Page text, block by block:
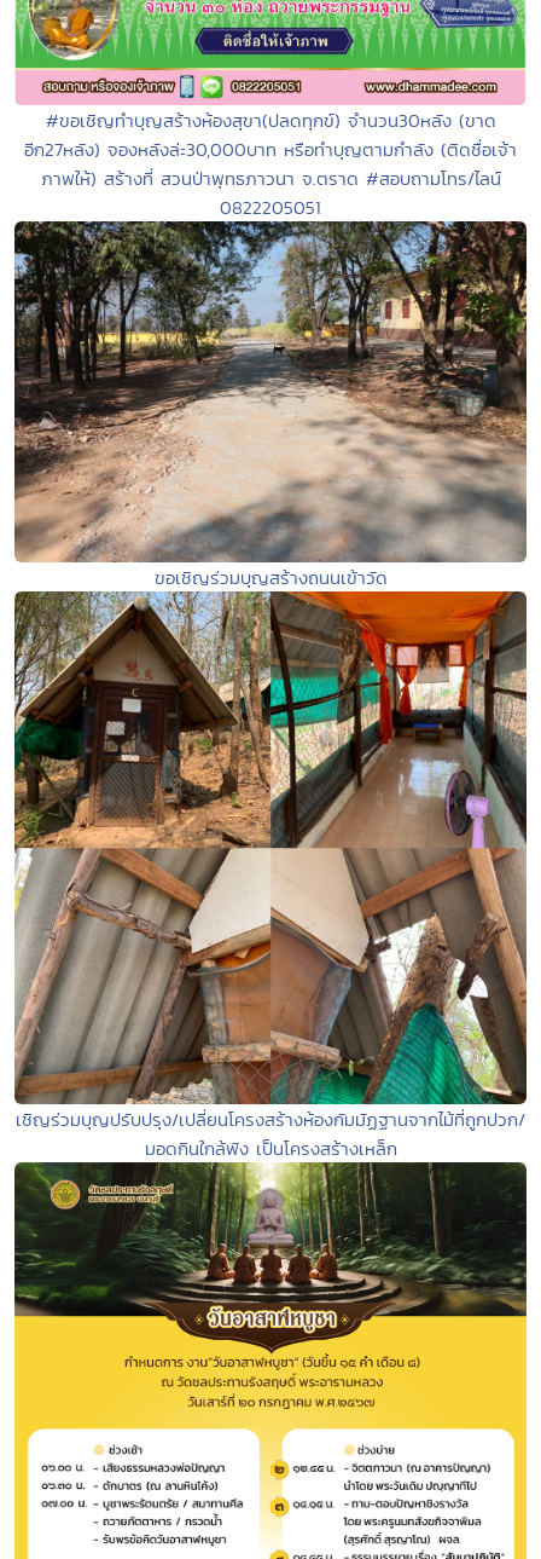
#ขอเชิญทำบุญสร้างห้องสุขา(ปลดทุกข์) จำนวน30หลัง (ขาด
อีก27หลัง) จองหลังล่ะ30,000บาท หรือทำบุญตามกำลัง (ติดชื่อเจ้า
ภาพให้) สร้างที่ สวนป่าพุทธภาวนา จ.ตราด #สอบถามโทร/ไลน์
0822205051
ขอเชิญร่วมบุญสร้างถนนเข้าวัด
เชิญร่วมบุญปรับปรุง/เปลี่ยนโครงสร้างห้องกัมมัฏฐานจากไม้ที่ถูกปวก/
มอดกินใกล้พัง เป็นโครงสร้างเหล็ก